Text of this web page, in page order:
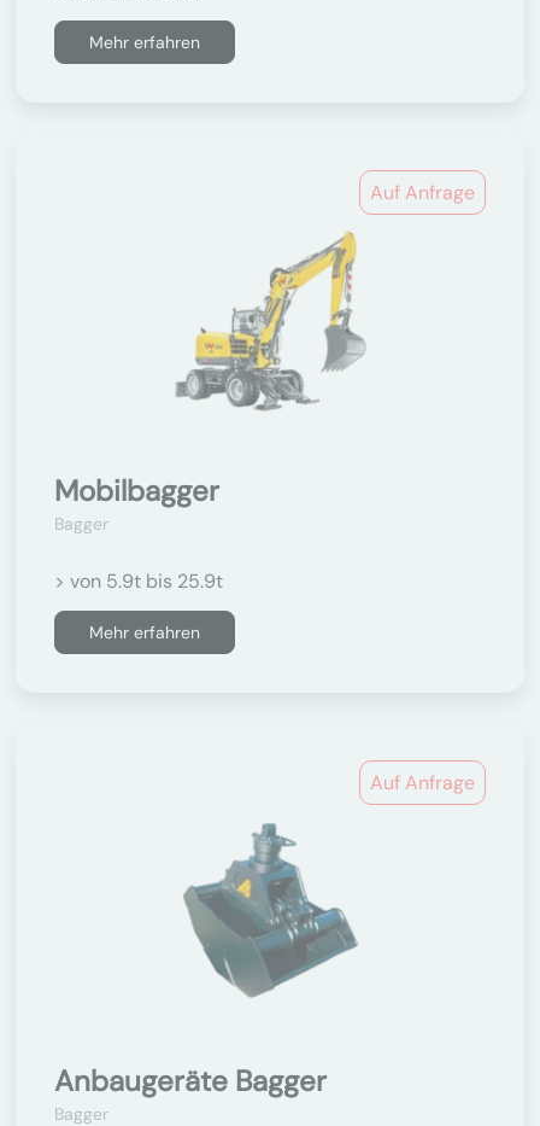
Mehr erfahren
Auf Anfrage
Mobilbagger
Bagger
> von 5.9t bis 25.9t
Mehr erfahren
Auf Anfrage
Anbaugeräte Bagger
Bagger